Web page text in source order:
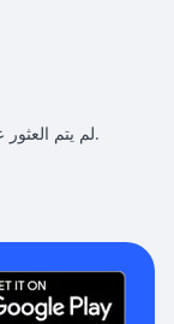
لم يتم العثور على مقالات مطابقة للبحث الذي تم تحديده.